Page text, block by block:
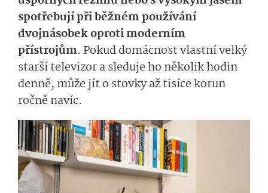
spotřebují při běžném používání
dvojnásobek oproti moderním
přístrojům. Pokud domácnost vlastní velký
starší televizor a sleduje ho několik hodin
denně, může jít o stovky až tisíce korun
ročně navíc.